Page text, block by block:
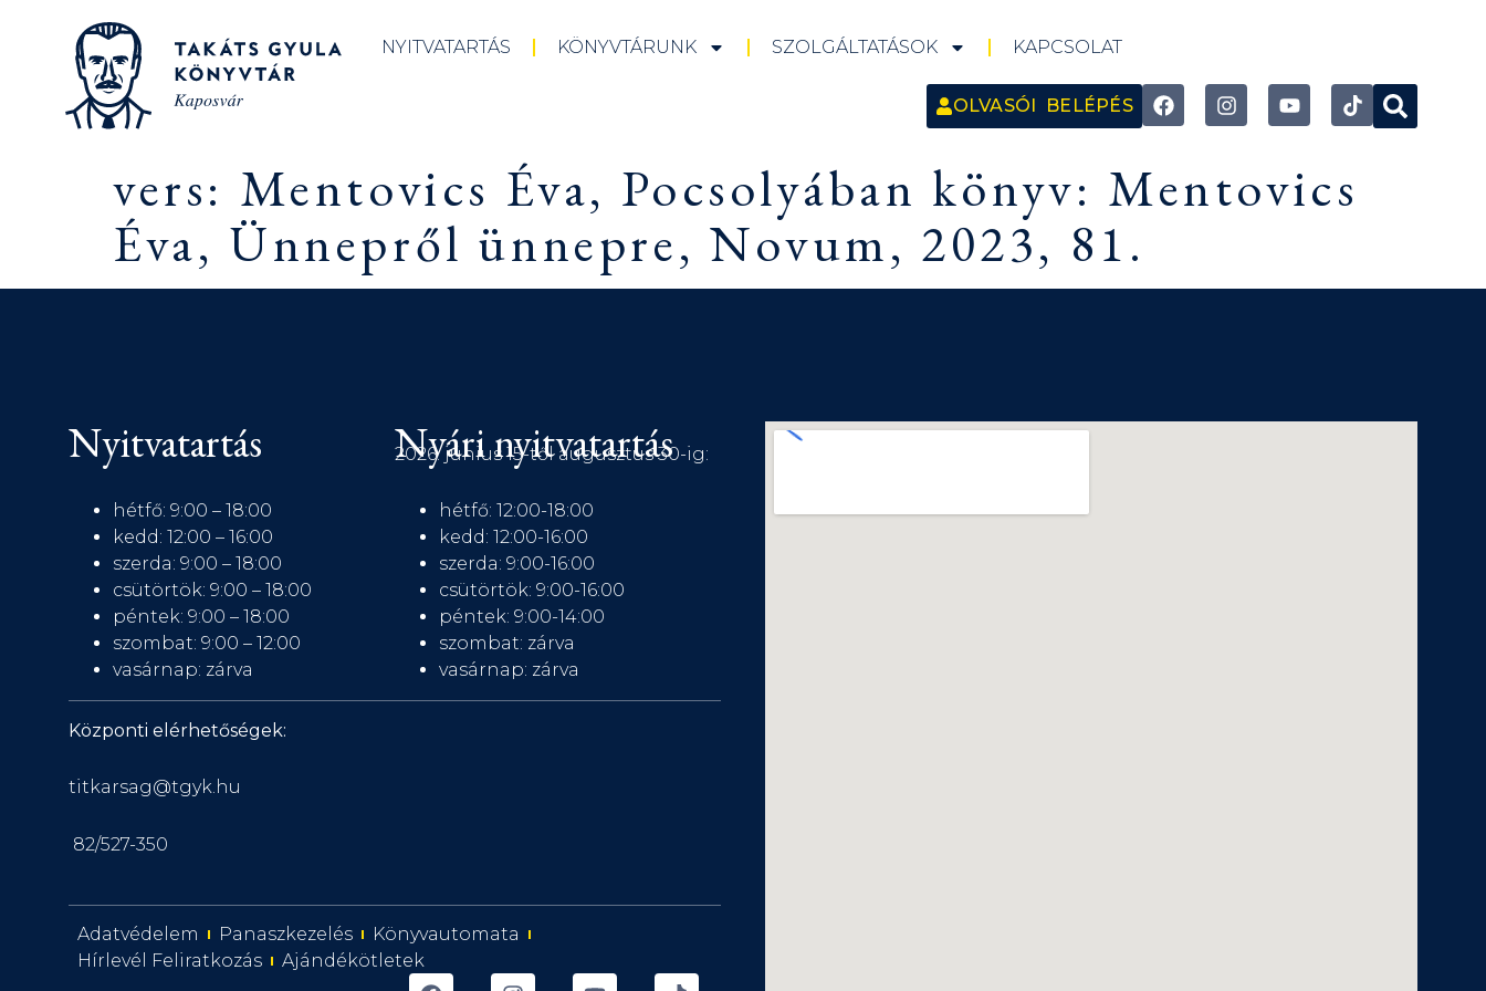
NYITVATARTÁS KÖNYVTÁRUNK SZOLGÁLTATÁSOK KAPCSOLAT
OLVASÓI BELÉPÉS
vers: Mentovics Éva, Pocsolyában könyv: Mentovics
Éva, Ünnepről ünnepre, Novum, 2023, 81.
Nyitvatartás
hétfő: 9:00 – 18:00
kedd: 12:00 – 16:00
szerda: 9:00 – 18:00
csütörtök: 9:00 – 18:00
péntek: 9:00 – 18:00
szombat: 9:00 – 12:00
vasárnap: zárva
Nyári nyitvatartás
2026. június 15-től augusztus 30-ig:
hétfő: 12:00-18:00
kedd: 12:00-16:00
szerda: 9:00-16:00
csütörtök: 9:00-16:00
péntek: 9:00-14:00
szombat: zárva
vasárnap: zárva
Központi elérhetőségek:
titkarsag@tgyk.hu
82/527-350
Adatvédelem Panaszkezelés
Könyvautomata
Hírlevél Feliratkozás
Ajándékötletek